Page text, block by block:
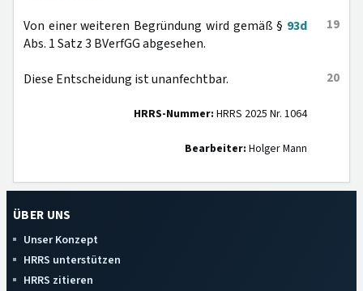
19
Von einer weiteren Begründung wird gemäß § 93d
Abs. 1 Satz 3 BVerfGG abgesehen.
20
Diese Entscheidung ist unanfechtbar.
HRRS-Nummer: HRRS 2025 Nr. 1064
Bearbeiter: Holger Mann
ÜBER UNS
Unser Konzept
HRRS unterstützen
HRRS zitieren